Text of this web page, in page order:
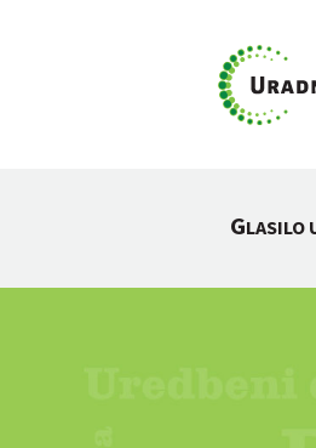
GLASILO